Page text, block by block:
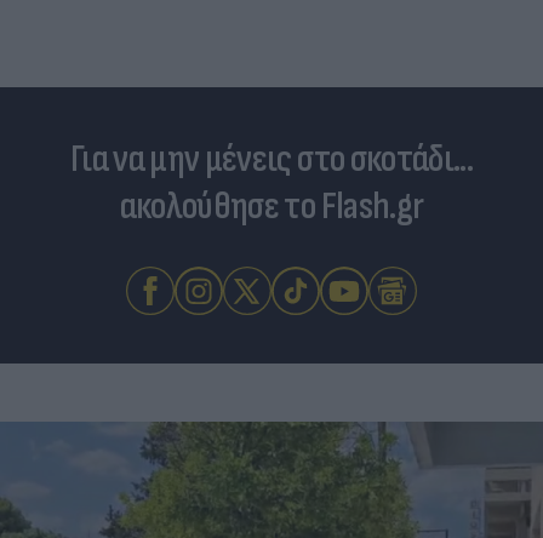
Για να μην μένεις στο σκοτάδι...
ακολούθησε το Flash.gr